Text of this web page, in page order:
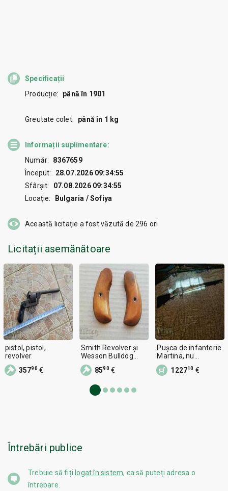
Specificații
Producție:
până în 1901
Greutate colet: până în 1 kg
Informații suplimentare:
Număr:
8367659
Început:
28.07.2026 09:34:55
Sfârșit:
07.08.2026 09:34:55
Locație:
Bulgaria / Sofiya
Această licitație a fost văzută de 296 ori
Licitații asemănătoare
pistol, pistol,
revolver
35790€
Smith Revolver și
Wesson Bulldog
Sniper Pistol
8590€
Pușca de infanterie
Martina, nu
carabină Peabody
Martina, revolver
122710 €
Întrebări publice
Trebuie să fiți logat în sistem, ca să puteți adresa o
întrebare.